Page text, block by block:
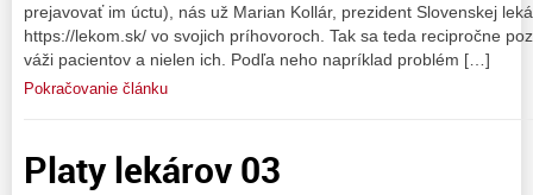
prejavovať im úctu), nás už Marian Kollár, prezident Slovenskej
https://lekom.sk/ vo svojich príhovoroch. Tak sa teda recipročne
váži pacientov a nielen ich. Podľa neho napríklad problém […]
Pokračovanie článku
Platy lekárov 03